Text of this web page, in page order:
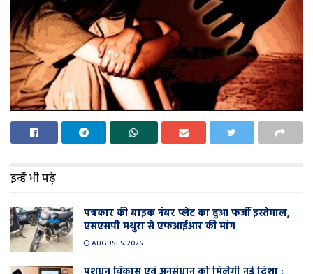
इन्हें भी पढ़े
पत्रकार की बाइक नंबर प्लेट का हुआ फर्जी इस्तेमाल,
एसएसपी मथुरा से एफआईआर की मांग
AUGUST 5, 2026